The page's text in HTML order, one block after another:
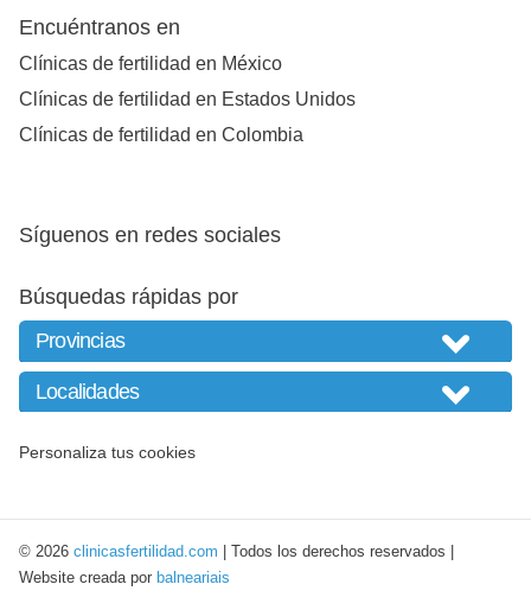
Encuéntranos en
Clínicas de fertilidad en México
Clínicas de fertilidad en Estados Unidos
Clínicas de fertilidad en Colombia
Síguenos en redes sociales
Búsquedas rápidas por
Personaliza tus cookies
© 2026 clinicasfertilidad.com | Todos los derechos reservados |
Website creada por balneariais